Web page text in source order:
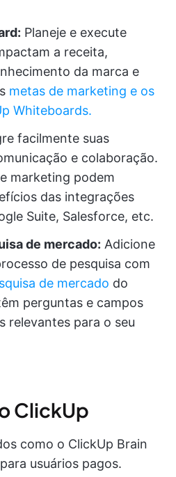
Planeje e execute
a receita,
da marca e
metas de marketing e os
Whiteboards.
facilmente suas
e colaboração.
marketing podem
das integrações
Suite, Salesforce, etc.
de mercado: Adicione
de pesquisa com
de mercado do
perguntas e campos
relevantes para o seu
ClickUp
como o ClickUp Brain
usuários pagos.